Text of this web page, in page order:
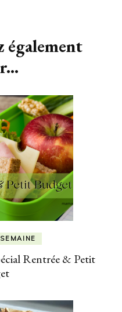
également
Rentrée & Petit